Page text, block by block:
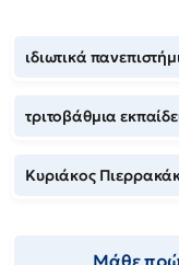
ιδιωτικά
τριτοβάθμια
Κυριάκος
Μάθε